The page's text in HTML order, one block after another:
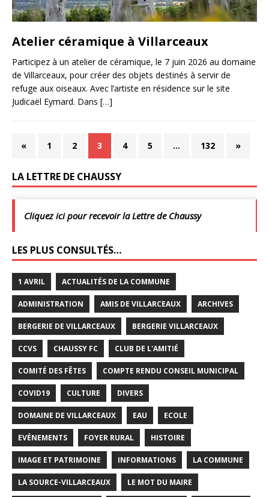
Atelier céramique à Villarceaux
Participez à un atelier de céramique, le 7 juin 2026 au domaine
de Villarceaux, pour créer des objets destinés à servir de
refuge aux oiseaux. Avec l’artiste en résidence sur le site
Judicaël Eymard. Dans […]
« 1 2 3 4 5 … 132 »
LA LETTRE DE CHAUSSY
Cliquez ici pour recevoir la Lettre de Chaussy
LES PLUS CONSULTÉS…
1 AVRIL ACTUALITÉS DE LA COMMUNE
ADMINISTRATION AMIS DE VILLARCEAUX ARCHIVES
BERGERIE DE VILLARCEAUX BERGERIE VILLARCEAUX
CCVS CHAUSSY FC CLUB DE L'AMITIÉ
COMITÉ DES FÊTES COMPTE RENDU CONSEIL MUNICIPAL
COVID19 CULTURE DIVERS
DOMAINE DE VILLARCEAUX EAU ECOLE
EVÉNEMENTS FOYER RURAL HISTOIRE
IMAGE ET PATRIMOINE INFORMATIONS LA COMMUNE
LA SOURCE-VILLARCEAUX LE MOT DU MAIRE